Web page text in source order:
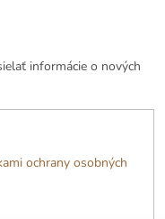
informácie o nových
ochrany osobných